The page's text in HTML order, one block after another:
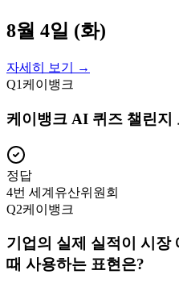
8월 4일 (화)
자세히 보기 →
Q1 케이뱅크
케이뱅크 AI 퀴즈 챌린지
정답
4번 세계유산위원회
Q2케이뱅크
기업의 실제 실적이 시장
때 사용하는 표현은?